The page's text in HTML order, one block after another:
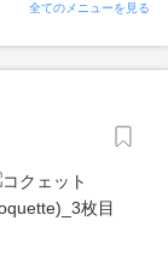
全てのメニューを見る